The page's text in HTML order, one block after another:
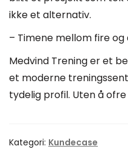
ikke et alternativ.
– Timene mellom fire
Medvind Trening er et
et moderne
tydelig profil. Uten å
Kategori: Kundecase